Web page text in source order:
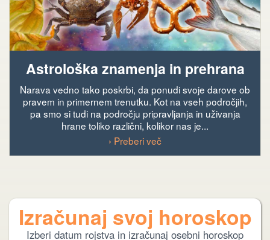
Astrološka znamenja in prehrana
Narava vedno tako poskrbi, da ponudi svoje darove ob
pravem in primernem trenutku. Kot na vseh področjih,
pa smo si tudi na področju pripravljanja in uživanja
hrane toliko različni, kolikor nas je...
› Preberi več
Izračunaj svoj horoskop
Izberi datum rojstva in izračunaj osebni horoskop